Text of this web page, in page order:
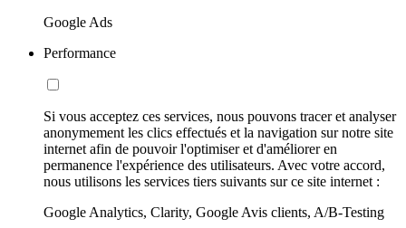
Google Ads
Performance
Si vous acceptez ces services, nous pouvons tracer et analyser
anonymement les clics effectués et la navigation sur notre site
internet afin de pouvoir l'optimiser et d'améliorer en
permanence l'expérience des utilisateurs. Avec votre accord,
nous utilisons les services tiers suivants sur ce site internet :
Google Analytics, Clarity, Google Avis clients, A/B-Testing